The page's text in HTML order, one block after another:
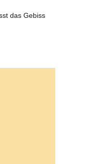
das Gebiss